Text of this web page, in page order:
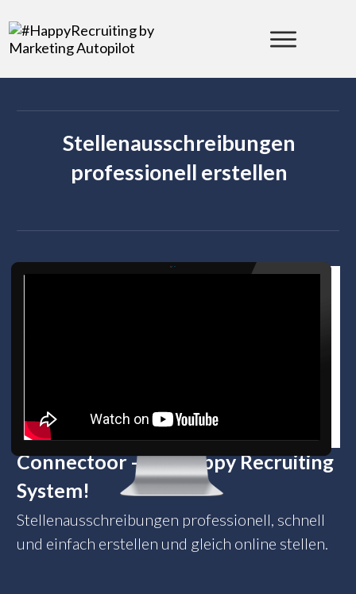
Stellenausschreibungen
professionell erstellen
Connectoor - das Happy Recruiting
System!
Stellenausschreibungen professionell, schnell
und einfach erstellen und gleich online stellen.